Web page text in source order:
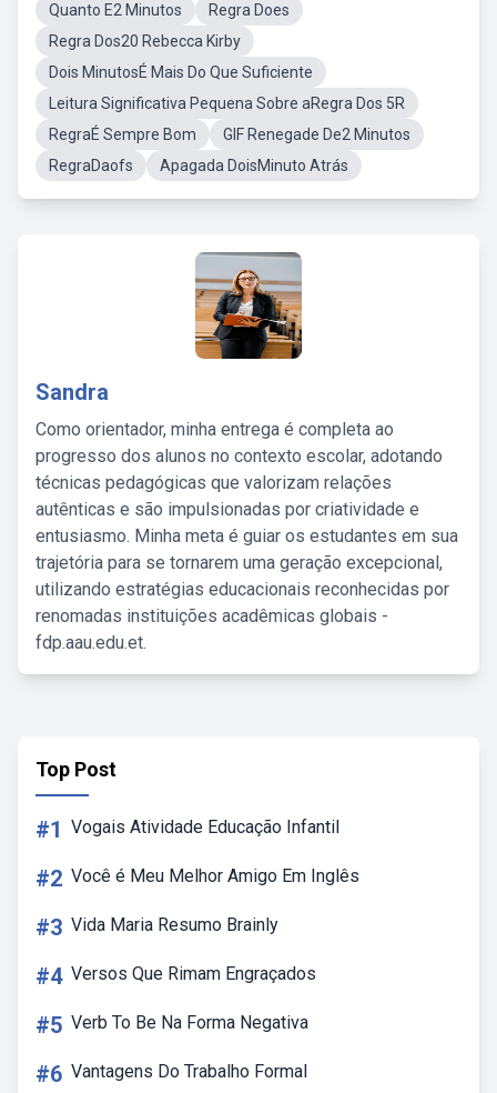
Quanto E2 Minutos
Regra Does
Regra Dos20 Rebecca Kirby
Dois MinutosÉ Mais Do Que Suficiente
Leitura Significativa Pequena Sobre aRegra Dos 5R
RegraÉ Sempre Bom
GIF Renegade De2 Minutos
RegraDaofs
Apagada DoisMinuto Atrás
Sandra
Como orientador, minha entrega é completa ao
progresso dos alunos no contexto escolar, adotando
técnicas pedagógicas que valorizam relações
autênticas e são impulsionadas por criatividade e
entusiasmo. Minha meta é guiar os estudantes em sua
trajetória para se tornarem uma geração excepcional,
utilizando estratégias educacionais reconhecidas por
renomadas instituições acadêmicas globais -
fdp.aau.edu.et.
Top Post
#1 Vogais Atividade Educação Infantil
#2 Você é Meu Melhor Amigo Em Inglês
#3 Vida Maria Resumo Brainly
#4 Versos Que Rimam Engraçados
#5 Verb To Be Na Forma Negativa
#6 Vantagens Do Trabalho Formal